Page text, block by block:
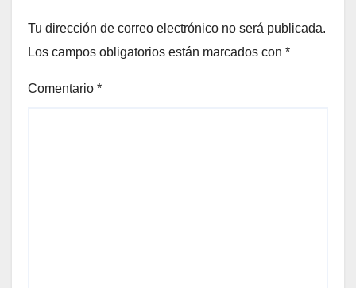
Tu dirección de correo electrónico no será publicada.
Los campos obligatorios están marcados con *
Comentario *